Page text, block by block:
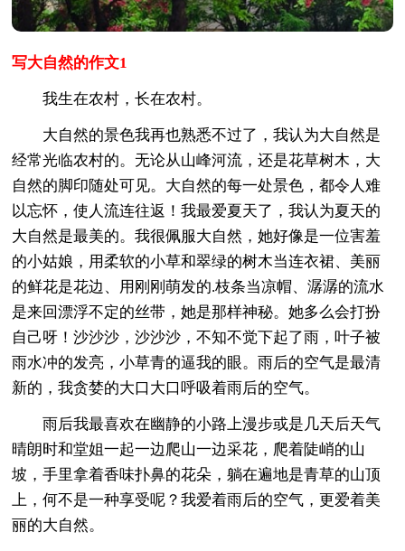
写大自然的作文1
我生在农村，长在农村。
大自然的景色我再也熟悉不过了，我认为大自然是
经常光临农村的。无论从山峰河流，还是花草树木，大
自然的脚印随处可见。大自然的每一处景色，都令人难
以忘怀，使人流连往返！我最爱夏天了，我认为夏天的
大自然是最美的。我很佩服大自然，她好像是一位害羞
的小姑娘，用柔软的小草和翠绿的树木当连衣裙、美丽
的鲜花是花边、用刚刚萌发的.枝条当凉帽、潺潺的流水
是来回漂浮不定的丝带，她是那样神秘。她多么会打扮
自己呀！沙沙沙，沙沙沙，不知不觉下起了雨，叶子被
雨水冲的发亮，小草青的逼我的眼。雨后的空气是最清
新的，我贪婪的大口大口呼吸着雨后的空气。
雨后我最喜欢在幽静的小路上漫步或是几天后天气
晴朗时和堂姐一起一边爬山一边采花，爬着陡峭的山
坡，手里拿着香味扑鼻的花朵，躺在遍地是青草的山顶
上，何不是一种享受呢？我爱着雨后的空气，更爱着美
丽的大自然。